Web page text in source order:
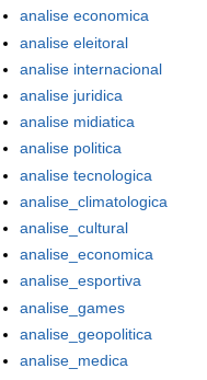
analise economica
analise eleitoral
analise internacional
analise juridica
analise midiatica
analise politica
analise tecnologica
analise_climatologica
analise_cultural
analise_economica
analise_esportiva
analise_games
analise_geopolitica
analise_medica